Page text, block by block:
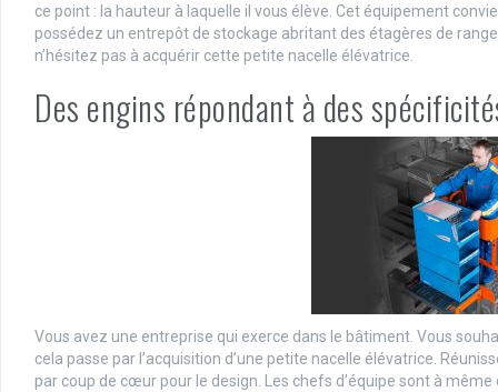
ce point : la hauteur à laquelle il vous élève. Cet équipement
possédez un entrepôt de stockage abritant des étagères de
n’hésitez pas à acquérir cette petite nacelle élévatrice.
Des engins répondant à des
Vous avez une entreprise qui exerce dans le bâtiment. Vous
cela passe par l’acquisition d’une petite nacelle élévatrice.
par coup de cœur pour le design. Les chefs d’équipe sont à